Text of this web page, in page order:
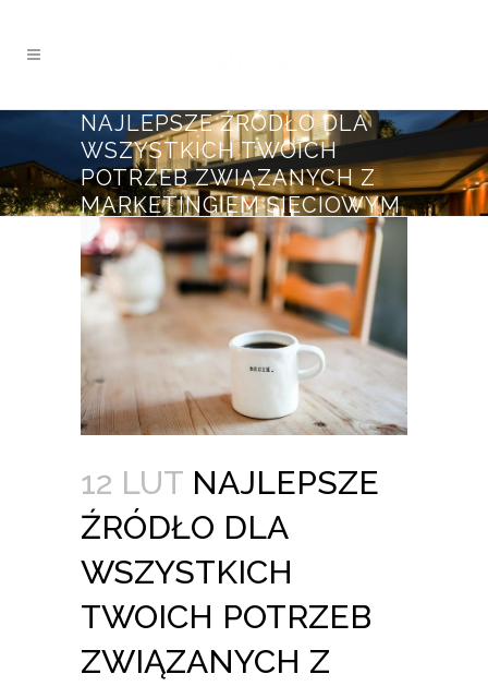
NAJLEPSZE ŹRÓDŁO DLA
WSZYSTKICH TWOICH
POTRZEB ZWIĄZANYCH Z
MARKETINGIEM SIECIOWYM
12 LUT NAJLEPSZE
ŹRÓDŁO DLA
WSZYSTKICH
TWOICH POTRZEB
ZWIĄZANYCH Z